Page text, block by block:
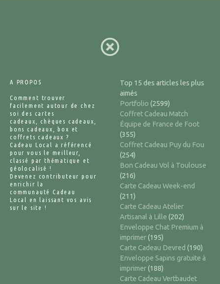
A PROPOS
Comment trouver
facilement autour de chez
soi des cartes
cadeaux, chèques cadeaux,
bons cadeaux, box et
coffrets cadeaux ?
Cadeau Local a référencé
pour vous le meilleur,
classé par thématique et
géolocalisé !
Devenez contributeur pour
enrichir la
communauté Cadeau
Local en laissant vos avis
sur le site !
Top 15 des articles les plus
aimés
Portfolio (2599)
Coffret Cadeau Match
Équipe de France de Foot
(355)
Coffret Cadeau Puy du Fou
(254)
Bon Cadeau Vol à Toulouse
(216)
Carte Cadeau Week-end
(211)
Carte Cadeau Atelier
Artisanal à Lille (202)
Enveloppe Chat Premium à
imprimer(195)
Carte Cadeau Devred (190)
Enveloppe Sapins gratuite à
imprimer(188)
Carte Cadeau Vertbaudet